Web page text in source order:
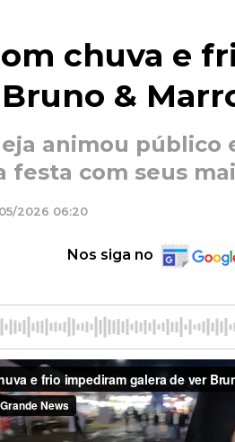
chuva e
&
animou público
festa com seus
2026 06:20
Nos siga no